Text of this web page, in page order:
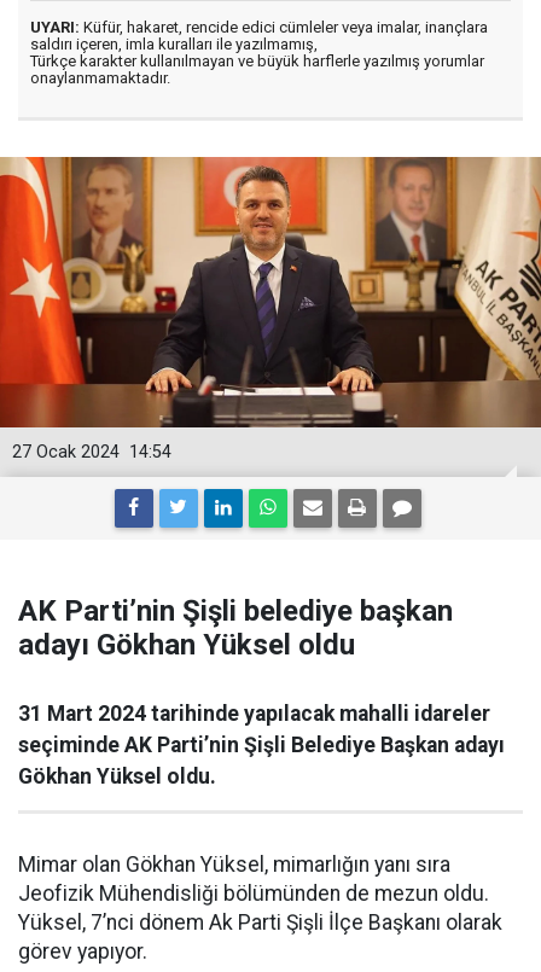
UYARI: Küfür, hakaret, rencide edici cümleler veya imalar, inançlara
saldırı içeren, imla kuralları ile yazılmamış,
Türkçe karakter kullanılmayan ve büyük harflerle yazılmış yorumlar
onaylanmamaktadır.
14:54
27 Ocak 2024
AK Parti’nin Şişli belediye başkan
adayı Gökhan Yüksel oldu
31 Mart 2024 tarihinde yapılacak mahalli idareler
seçiminde AK Parti’nin Şişli Belediye Başkan adayı
Gökhan Yüksel oldu.
Mimar olan Gökhan Yüksel, mimarlığın yanı sıra
Jeofizik Mühendisliği bölümünden de mezun oldu.
Yüksel, 7’nci dönem Ak Parti Şişli İlçe Başkanı olarak
görev yapıyor.